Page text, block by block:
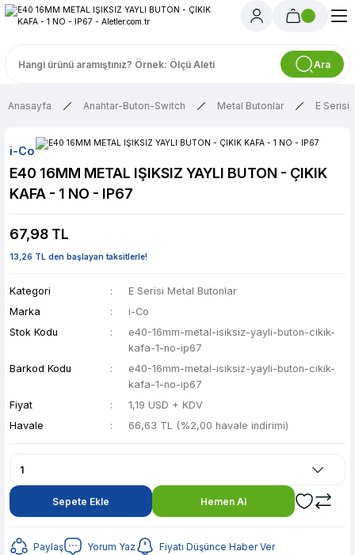
Ara
Anasayfa Anahtar-Buton-Switch Metal Butonlar E Serisi
i-Co
E40 16MM METAL IŞIKSIZ YAYLI BUTON - ÇIKIK
KAFA - 1 NO - IP67
67,98 TL
13,26 TL den başlayan taksitlerle!
Kategori
E Serisi Metal Butonlar
Marka
i-Co
Stok Kodu
e40-16mm-metal-isiksiz-yayli-buton-cikik-
kafa-1-no-ip67
Barkod Kodu
e40-16mm-metal-isiksiz-yayli-buton-cikik-
kafa-1-no-ip67
Fiyat
1,19 USD + KDV
Havale
66,63 TL (%2,00 havale indirimi)
Sepete Ekle Hemen Al
Paylaş Yorum Yaz
Fiyatı Düşünce Haber Ver